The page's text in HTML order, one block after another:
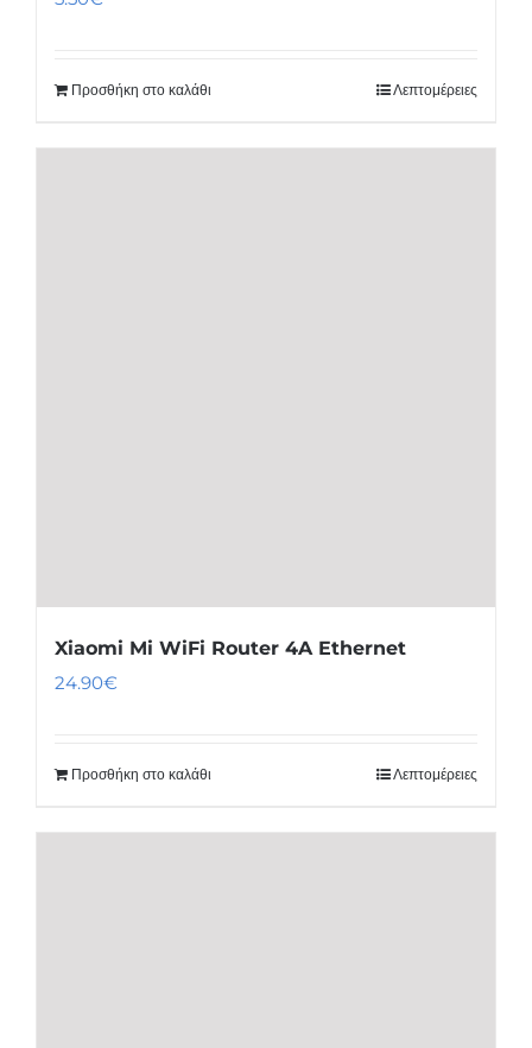
Προσθήκη στο καλάθι Λεπτομέρειες
Xiaomi Mi WiFi Router 4A Ethernet
24.90€
Προσθήκη στο καλάθι Λεπτομέρειες